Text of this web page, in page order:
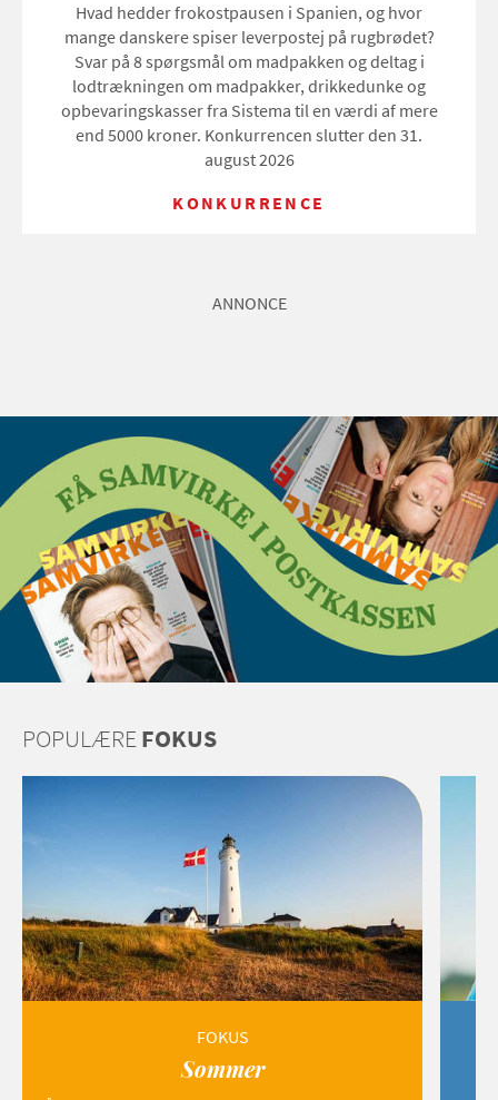
Hvad hedder frokostpausen i Spanien, og hvor
mange danskere spiser leverpostej på rugbrødet?
Svar på 8 spørgsmål om madpakken og deltag i
lodtrækningen om madpakker, drikkedunke og
opbevaringskasser fra Sistema til en værdi af mere
end 5000 kroner. Konkurrencen slutter den 31.
august 2026
KONKURRENCE
ANNONCE
POPULÆREFOKUS
FOKUS
Sommer